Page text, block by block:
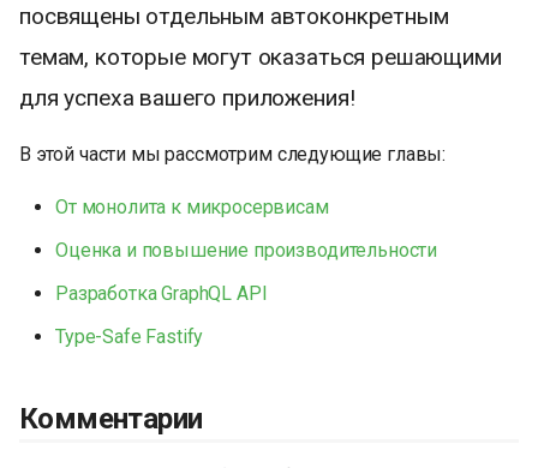
с
посвящены отдельным автоконкретным
темам, которые могут оказаться решающими
для успеха вашего приложения!
В этой части мы рассмотрим следующие главы:
От монолита к микросервисам
Оценка и повышение производительности
Разработка GraphQL API
Type-Safe Fastify
Комментарии